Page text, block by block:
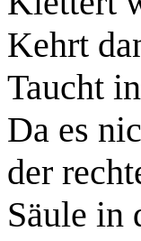
Kehrt
Taucht
Da es
der
Säule in